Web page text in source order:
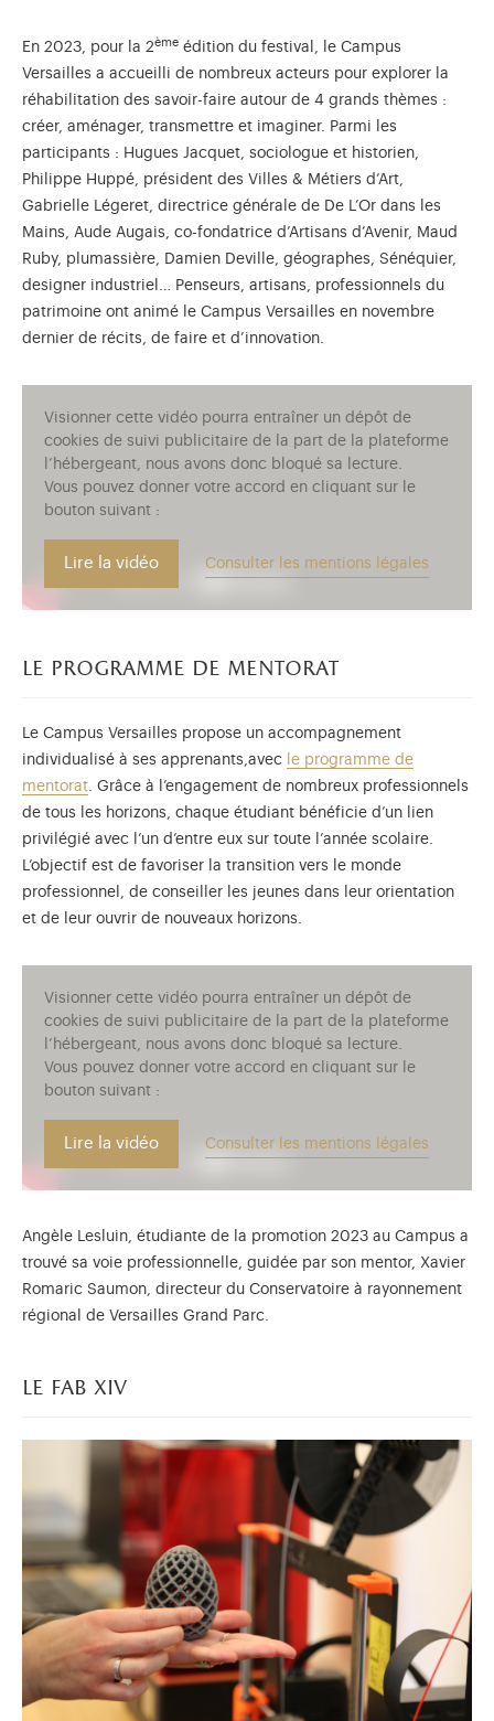
En 2023, pour la 2ème édition du festival, le Campus
Versailles a accueilli de nombreux acteurs pour explorer la
réhabilitation des savoir-faire autour de 4 grands thèmes :
créer, aménager, transmettre et imaginer. Parmi les
participants : Hugues Jacquet, sociologue et historien,
Philippe Huppé, président des Villes & Métiers d’Art,
Gabrielle Légeret, directrice générale de De L’Or dans les
Mains, Aude Augais, co-fondatrice d’Artisans d’Avenir, Maud
Ruby, plumassière, Damien Deville, géographes, Sénéquier,
designer industriel… Penseurs, artisans, professionnels du
patrimoine ont animé le Campus Versailles en novembre
dernier de récits, de faire et d’innovation.
Visionner cette vidéo pourra entraîner un dépôt de
cookies de suivi publicitaire de la part de la plateforme
l’hébergeant, nous avons donc bloqué sa lecture.
Vous pouvez donner votre accord en cliquant sur le
bouton suivant :
Lire la vidéo Consulter les mentions légales
le programme de mentorat
Le Campus Versailles propose un accompagnement
individualisé à ses apprenants,avec le programme de
mentorat. Grâce à l’engagement de nombreux professionnels
de tous les horizons, chaque étudiant bénéficie d’un lien
privilégié avec l’un d’entre eux sur toute l’année scolaire.
L’objectif est de favoriser la transition vers le monde
professionnel, de conseiller les jeunes dans leur orientation
et de leur ouvrir de nouveaux horizons.
Visionner cette vidéo pourra entraîner un dépôt de
cookies de suivi publicitaire de la part de la plateforme
l’hébergeant, nous avons donc bloqué sa lecture.
Vous pouvez donner votre accord en cliquant sur le
bouton suivant :
Lire la vidéo Consulter les mentions légales
Angèle Lesluin, étudiante de la promotion 2023 au Campus a
trouvé sa voie professionnelle, guidée par son mentor, Xavier
Romaric Saumon, directeur du Conservatoire à rayonnement
régional de Versailles Grand Parc.
le fab xiv